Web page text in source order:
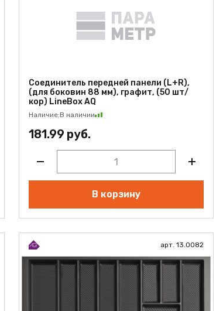
Соединитель передней панели (L+R),
(для боковин 88 мм), графит, (50 шт/
кор) LineBox AQ
Наличие:В наличии
181.99 руб.
В корзину
арт. 13.0082